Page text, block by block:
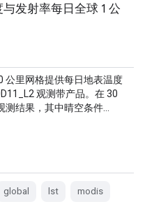
发射率每日全球 1 公
公里网格提供每日地表温度
观测带产品。在 30
结果，其中晴空条件…
global lst modis